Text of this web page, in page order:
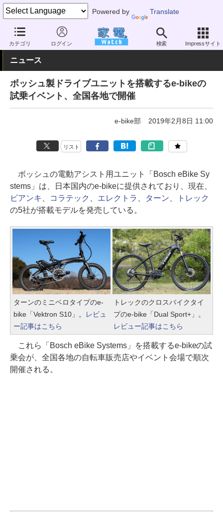
Powered by Translate
カテゴリ ログイン 検索 Impressサイト
家電 Watch その他・家電 アウトドア 電動自転車
ニュース
ボッシュ製ドライブユニットを搭載するe-bikeの
試乗イベント、全国各地で開催
e-bike部 2019年2月8日 11:00
リスト
ボッシュの電動アシスト用ユニット「Bosch eBike Sy
stems」は、日本国内のe-bikeに提供されており、現在、
ビアンキ
コラテック エレクトラ ターン
トレック
の5社が搭載モデルを発売している。
ターンのミニベロタイプのe-
bike「Vektron S10」。
レビュ
ー記事はこちら
トレックのクロスバイクタイ
プのe-bike「Dual Sport+」。
レビュー記事はこちら
これら「Bosch eBike Systems」を搭載するe-bikeの試
乗会が、全国各地の自転車販売店やイベント会場で順次
開催される。